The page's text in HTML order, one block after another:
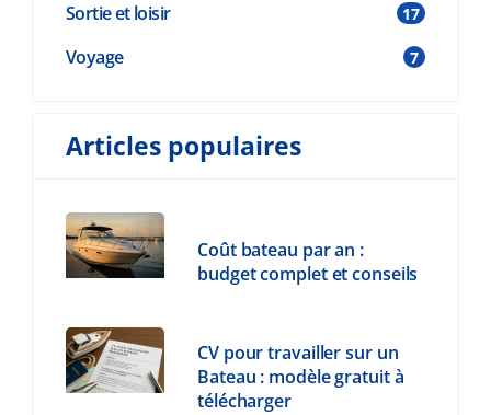
Sortie et loisir 17
Voyage 7
Articles populaires
Coût bateau par an :
budget complet et conseils
CV pour travailler sur un
Bateau : modèle gratuit à
télécharger